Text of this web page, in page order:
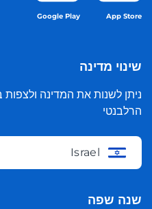
App Store
Google Play
שינוי מדינה
ניתן לשנות את המדינה
הרלבנטי
Israel
שנה שפה